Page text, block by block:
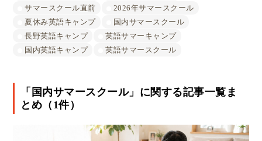
サマースクール直前
2026年サマースクール
夏休み英語キャンプ
国内サマースクール
長野英語キャンプ
英語サマーキャンプ
国内英語キャンプ
英語サマースクール
「国内サマースクール」に関する記事一覧ま
とめ（1件）